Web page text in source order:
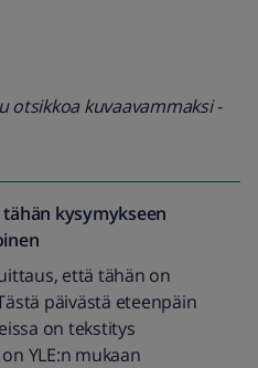
otsikkoa kuvaavammaksi -
kysymykseen
että tähän on
päivästä eteenpäin
on tekstitys
YLE:n mukaan